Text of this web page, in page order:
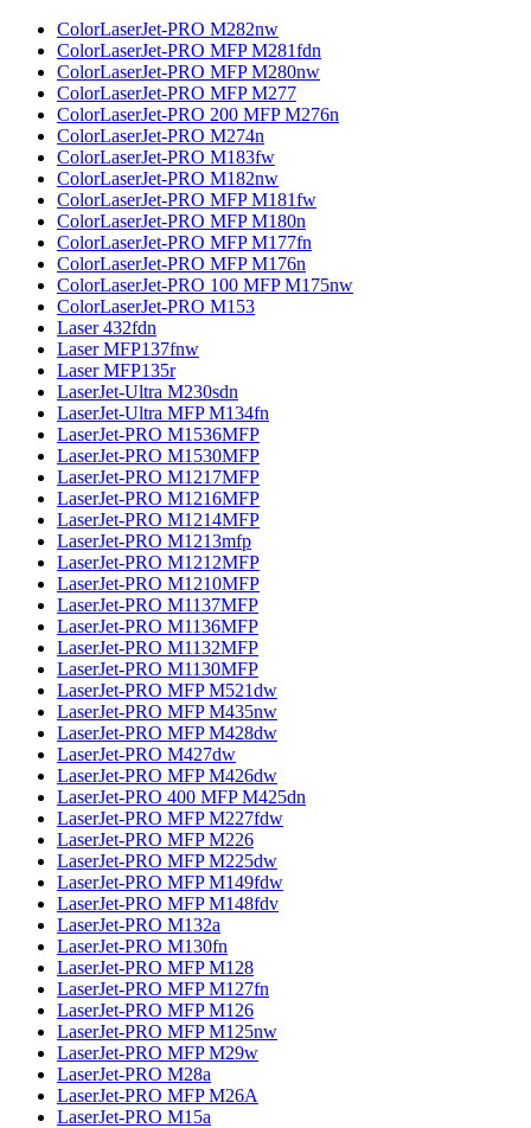
ColorLaserJet-PRO M282nw
ColorLaserJet-PRO MFP M281fdn
ColorLaserJet-PRO MFP M280nw
ColorLaserJet-PRO MFP M277
ColorLaserJet-PRO 200 MFP M276n
ColorLaserJet-PRO M274n
ColorLaserJet-PRO M183fw
ColorLaserJet-PRO M182nw
ColorLaserJet-PRO MFP M181fw
ColorLaserJet-PRO MFP M180n
ColorLaserJet-PRO MFP M177fn
ColorLaserJet-PRO MFP M176n
ColorLaserJet-PRO 100 MFP M175nw
ColorLaserJet-PRO M153
Laser 432fdn
Laser MFP137fnw
Laser MFP135r
LaserJet-Ultra M230sdn
LaserJet-Ultra MFP M134fn
LaserJet-PRO M1536MFP
LaserJet-PRO M1530MFP
LaserJet-PRO M1217MFP
LaserJet-PRO M1216MFP
LaserJet-PRO M1214MFP
LaserJet-PRO M1213mfp
LaserJet-PRO M1212MFP
LaserJet-PRO M1210MFP
LaserJet-PRO M1137MFP
LaserJet-PRO M1136MFP
LaserJet-PRO M1132MFP
LaserJet-PRO M1130MFP
LaserJet-PRO MFP M521dw
LaserJet-PRO MFP M435nw
LaserJet-PRO MFP M428dw
LaserJet-PRO M427dw
LaserJet-PRO MFP M426dw
LaserJet-PRO 400 MFP M425dn
LaserJet-PRO MFP M227fdw
LaserJet-PRO MFP M226
LaserJet-PRO MFP M225dw
LaserJet-PRO MFP M149fdw
LaserJet-PRO MFP M148fdv
LaserJet-PRO M132a
LaserJet-PRO M130fn
LaserJet-PRO MFP M128
LaserJet-PRO MFP M127fn
LaserJet-PRO MFP M126
LaserJet-PRO MFP M125nw
LaserJet-PRO MFP M29w
LaserJet-PRO M28a
LaserJet-PRO MFP M26A
LaserJet-PRO M15a